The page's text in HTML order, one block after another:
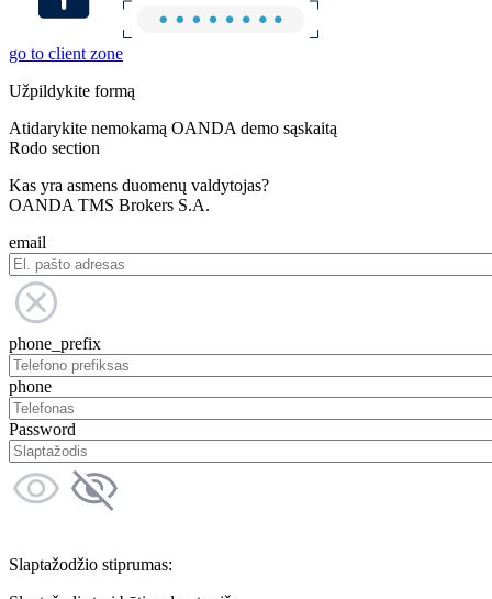
go to client zone
Užpildykite formą
Atidarykite nemokamą OANDA demo sąskaitą
Rodo section
Kas yra asmens duomenų valdytojas?
OANDA TMS Brokers S.A.
email
phone_prefix
phone
Password
Slaptažodžio stiprumas: